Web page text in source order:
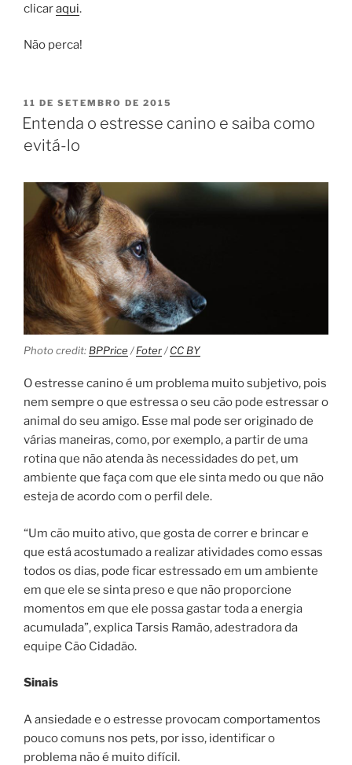
clicaraqui.
Não perca!
11 DE SETEMBRO DE 2015
Entenda o estresse canino e saiba como
evitá-lo
Photo credit: BPPrice /Foter/CC BY
O estresse canino é um problema muito subjetivo, pois
nem sempre o que estressa o seu cão pode estressar o
animal do seu amigo. Esse mal pode ser originado de
várias maneiras, como, por exemplo, a partir de uma
rotina que não atenda às necessidades do pet, um
ambiente que faça com que ele sinta medo ou que não
esteja de acordo com o perfil dele.
“Um cão muito ativo, que gosta de correr e brincar e
que está acostumado a realizar atividades como essas
todos os dias, pode ficar estressado em um ambiente
em que ele se sinta preso e que não proporcione
momentos em que ele possa gastar toda a energia
acumulada”, explica Tarsis Ramão, adestradora da
equipe Cão Cidadão.
Sinais
A ansiedade e o estresse provocam comportamentos
pouco comuns nos pets, por isso, identificar o
problema não é muito difícil.